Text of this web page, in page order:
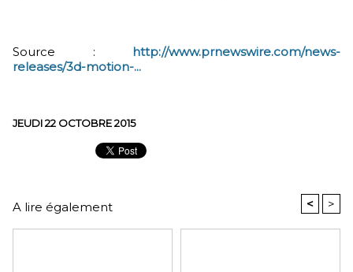
Source : http://www.prnewswire.com/news-
releases/3d-motion-...
JEUDI 22 OCTOBRE 2015
A lire également < >